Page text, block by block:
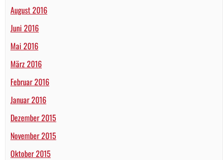
August 2016
Juni 2016
Mai 2016
März 2016
Februar 2016
Januar 2016
Dezember 2015
November 2015
Oktober 2015